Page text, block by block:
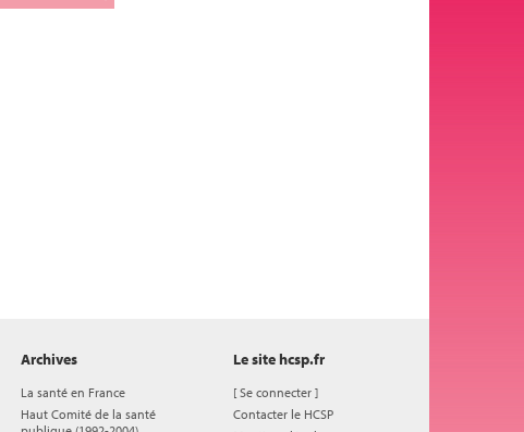
Archives
La santé en France
Haut Comité de la santé
Le site hcsp.fr
[Se connecter ]
Contacter le HCSP